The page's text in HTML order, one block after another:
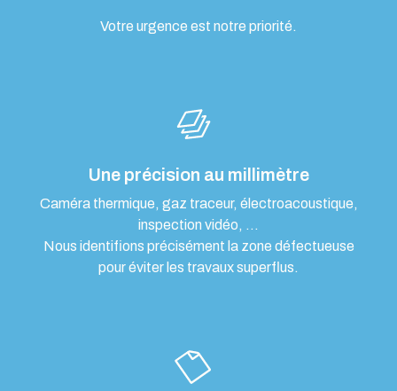
Votre urgence est notre priorité.
Une précision au millimètre
Caméra thermique, gaz traceur, électroacoustique,
inspection vidéo, …
Nous identifions précisément la zone défectueuse
pour éviter les travaux superflus.